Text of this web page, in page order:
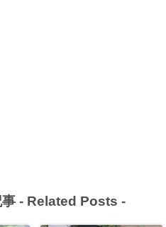
- Related Posts -